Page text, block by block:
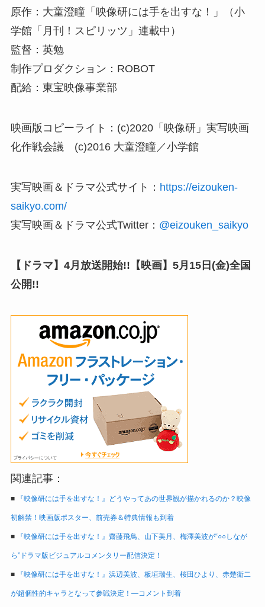
原作：大童澄瞳「映像研には手を出すな！」（小
学館「月刊！スピリッツ」連載中）
監督：英勉
制作プロダクション：ROBOT
配給：東宝映像事業部
映画版コピーライト：(c)2020「映像研」実写映画
化作戦会議 (c)2016 大童澄瞳／小学館
実写映画＆ドラマ公式サイト： https://eizouken-
saikyo.com/
実写映画＆ドラマ公式Twitter： @eizouken_saikyo
【ドラマ】4月放送開始!!【映画】5月15日(金)全国
公開!!
関連記事：
■ 『映像研には手を出すな！』どうやってあの世界観が描かれるのか？映像
初解禁！映画版ポスター、前売券＆特典情報も到着
■ 『映像研には手を出すな！』齋藤飛鳥、山下美月、梅澤美波が“○○しなが
ら”ドラマ版ビジュアルコメンタリー配信決定！
■ 『映像研には手を出すな！』浜辺美波、板垣瑞生、桜田ひより、赤楚衛二
が超個性的キャラとなって参戦決定！―コメント到着